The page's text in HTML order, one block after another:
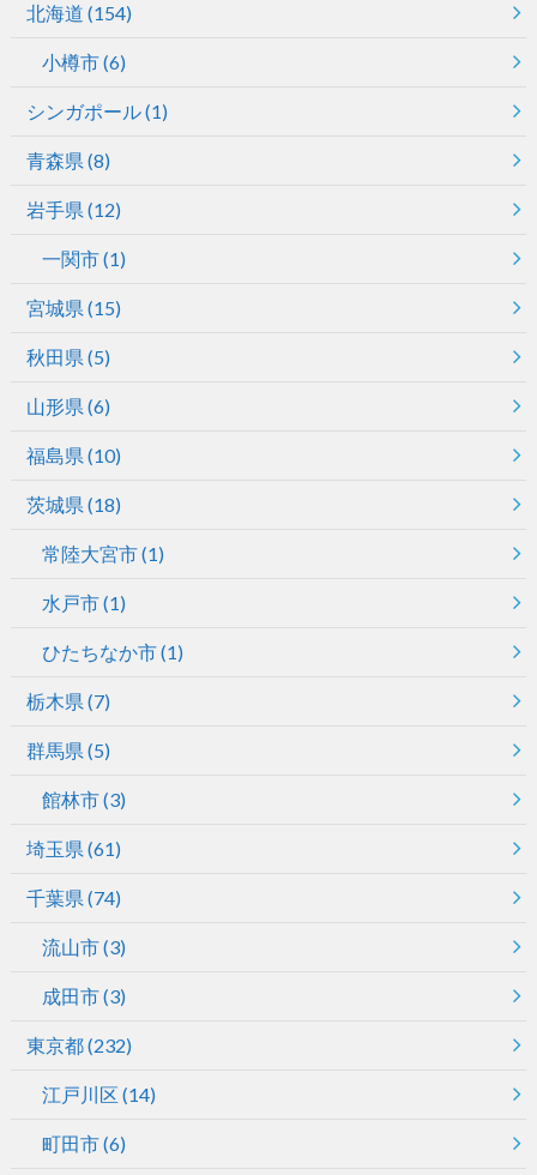
北海道 (154)
小樽市(6)
シンガポール(1)
青森県 (8)
岩手県 (12)
一関市(1)
宮城県 (15)
秋田県 (5)
山形県 (6)
福島県 (10)
茨城県 (18)
常陸大宮市(1)
水戸市(1)
ひたちなか市(1)
栃木県 (7)
群馬県 (5)
館林市(3)
埼玉県 (61)
千葉県 (74)
流山市(3)
成田市(3)
東京都(232)
江戸川区 (14)
町田市(6)